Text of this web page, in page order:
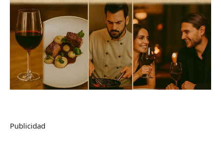
Publicidad